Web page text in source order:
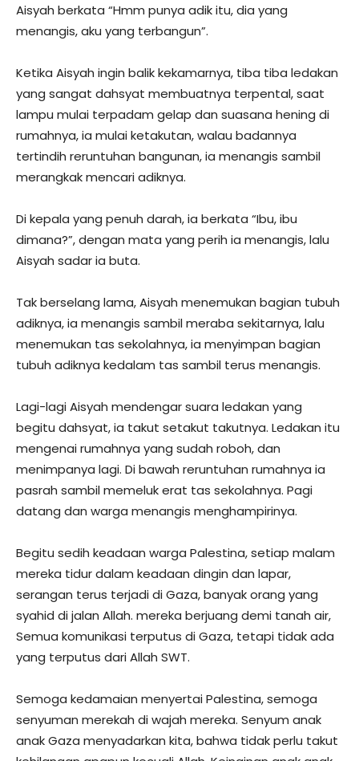
Aisyah berkata “Hmm punya adik itu, dia yang
menangis, aku yang terbangun”.
Ketika Aisyah ingin balik kekamarnya, tiba tiba ledakan
yang sangat dahsyat membuatnya terpental, saat
lampu mulai terpadam gelap dan suasana hening di
rumahnya, ia mulai ketakutan, walau badannya
tertindih reruntuhan bangunan, ia menangis sambil
merangkak mencari adiknya.
Di kepala yang penuh darah, ia berkata “Ibu, ibu
dimana?”, dengan mata yang perih ia menangis, lalu
Aisyah sadar ia buta.
Tak berselang lama, Aisyah menemukan bagian tubuh
adiknya, ia menangis sambil meraba sekitarnya, lalu
menemukan tas sekolahnya, ia menyimpan bagian
tubuh adiknya kedalam tas sambil terus menangis.
Lagi-lagi Aisyah mendengar suara ledakan yang
begitu dahsyat, ia takut setakut takutnya. Ledakan itu
mengenai rumahnya yang sudah roboh, dan
menimpanya lagi. Di bawah reruntuhan rumahnya ia
pasrah sambil memeluk erat tas sekolahnya. Pagi
datang dan warga menangis menghampirinya.
Begitu sedih keadaan warga Palestina, setiap malam
mereka tidur dalam keadaan dingin dan lapar,
serangan terus terjadi di Gaza, banyak orang yang
syahid di jalan Allah. mereka berjuang demi tanah air,
Semua komunikasi terputus di Gaza, tetapi tidak ada
yang terputus dari Allah SWT.
Semoga kedamaian menyertai Palestina, semoga
senyuman merekah di wajah mereka. Senyum anak
anak Gaza menyadarkan kita, bahwa tidak perlu takut